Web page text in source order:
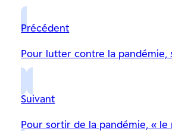
Précédent
Pour lutter contre la pandémie,
Suivant
Pour sortir de la pandémie, «